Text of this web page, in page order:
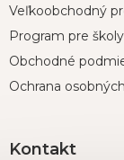
Veľkoobchodný
Program pre
Obchodné
Ochrana
Kontakt